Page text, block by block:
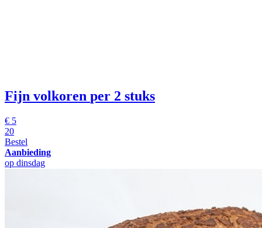
Fijn volkoren per 2 stuks
€ 5
20
Bestel
Aanbieding
op dinsdag